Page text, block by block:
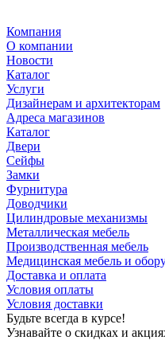
Компания
О компании
Новости
Каталог
Услуги
Дизайнерам и архитекторам
Адреса магазинов
Каталог
Двери
Сейфы
Замки
Фурнитура
Доводчики
Цилиндровые механизмы
Металлическая мебель
Производственная мебель
Медицинская мебель и
Доставка и оплата
Условия оплаты
Условия доставки
Будьте всегда в курсе!
Узнавайте о скидках и